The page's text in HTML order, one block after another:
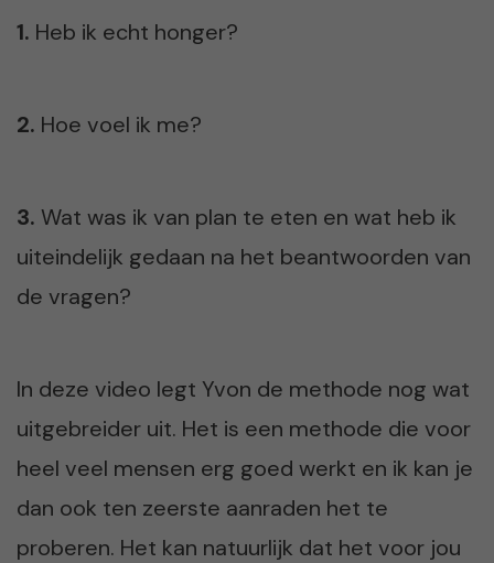
1. Heb ik echt honger?
2. Hoe voel ik me?
3. Wat was ik van plan te eten en wat heb ik
uiteindelijk gedaan na het beantwoorden van
de vragen?
In deze video legt Yvon de methode nog wat
uitgebreider uit. Het is een methode die voor
heel veel mensen erg goed werkt en ik kan je
dan ook ten zeerste aanraden het te
proberen. Het kan natuurlijk dat het voor jou